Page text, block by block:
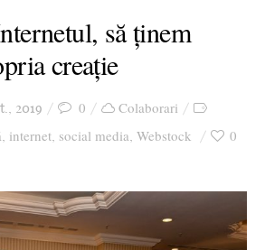
Stari afective
Zice Dunia
Călătorii
Cursuri povestite
Ziua culorii
să ținem
creație
2019 0
Colaborari
, internet, social media, Webstock 0